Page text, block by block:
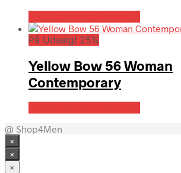
På Udsalg! 25%
Yellow Bow 56 Woman
Contemporary
@ Shop4Men
×
×
×